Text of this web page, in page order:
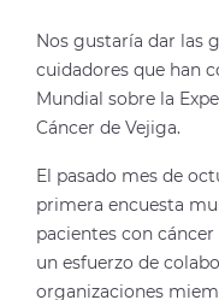
Nos gustaría dar las
cuidadores que han
Mundial sobre la
Cáncer de Vejiga.
El pasado mes de
primera encuesta
pacientes con
un esfuerzo de
organizaciones